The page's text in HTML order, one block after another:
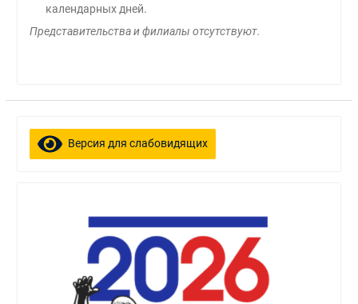
календарных дней.
Представительства и филиалы отсутствуют.
Версия для слабовидящих